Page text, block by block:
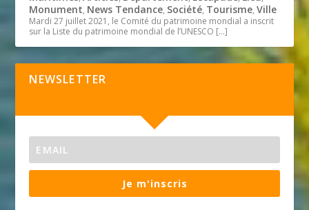
Monument, News Tendance, Société, Tourisme,Ville
Mardi 27 juillet 2021, le Comité du patrimoine mondial a inscrit
sur la Liste du patrimoine mondial de l’UNESCO […]
NEWSLETTER
Je m'inscris